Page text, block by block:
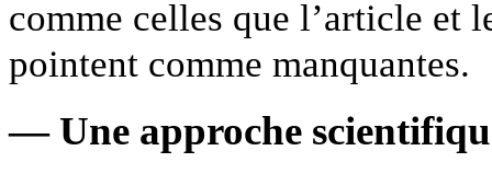
comme celles que l’article et
pointent comme manquantes.
— Une approche